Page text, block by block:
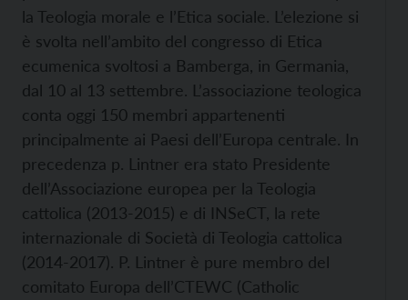
la Teologia morale e l’Etica sociale. L’elezione si
è svolta nell’ambito del congresso di Etica
ecumenica svoltosi a Bamberga, in Germania,
dal 10 al 13 settembre. L’associazione teologica
conta oggi 150 membri appartenenti
principalmente ai Paesi dell’Europa centrale. In
precedenza p. Lintner era stato Presidente
dell’Associazione europea per la Teologia
cattolica (2013-2015) e di INSeCT, la rete
internazionale di Società di Teologia cattolica
(2014-2017). P. Lintner è pure membro del
comitato Europa dell’CTEWC (Catholic